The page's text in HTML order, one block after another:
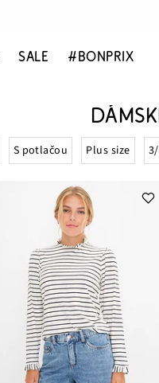
SALE #BONPRIX
S potlačou Plus size